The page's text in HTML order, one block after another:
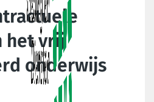
het vrij
onderwijs